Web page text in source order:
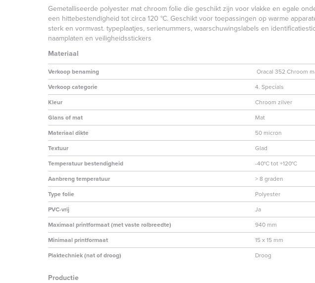
Gemetalliseerde polyester mat chroom folie die geschikt zijn voor vlakke en egale
een hittebestendigheid tot circa 120 °C. Geschikt voor toepassingen op warme
sterk en vormvast. typeplaatjes, serienummers, waarschuwingslabels en
naamplaten en veiligheidsstickers
Materiaal
Verkoop benaming Oracal 352 Chroom
Verkoop categorie 4. Specials
Kleur
Chroom zilver
Glans of mat Mat
Materiaal dikte 50 micron
Textuur Glad
Temperatuur bestendigheid -40°C tot +120°C
Aanbreng temperatuur > 8 graden
Type folie Polyester
PVC-vrij Ja
Maximaal printformaat (met vaste rolbreedte) 940 mm
Minimaal printformaat 15 x 15 mm
Plaktechniek (nat of droog) Droog
Productie